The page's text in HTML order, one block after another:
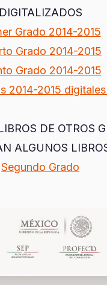
DIGITALIZADOS
Grado 2014-2015
Grado 2014-2015
Grado 2014-2015
2014-2015
DE OTROS
ALGUNOS
Segundo Grado